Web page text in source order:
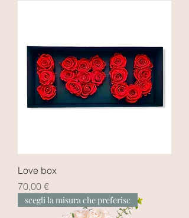
Love box
Prezzo
70,00 €
scegli la misura che preferisc